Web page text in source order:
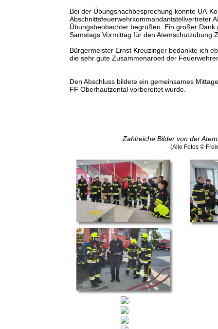
Bei der Übungsnachbesprechung konnte UA-
Abschnittsfeuerwehrkommandantstellvertreter
Übungsbeobachter begrüßen. Ein großer
Samstags Vormittag für den Atemschutzübung
Bürgermeister Ernst Kreuzinger bedankte ich
die sehr gute Zusammenarbeit der
Den Abschluss bildete ein gemeinsames
FF Oberhautzental vorbereitet wurde.
Zahlreiche Bilder von der
(Alle Fotos ©